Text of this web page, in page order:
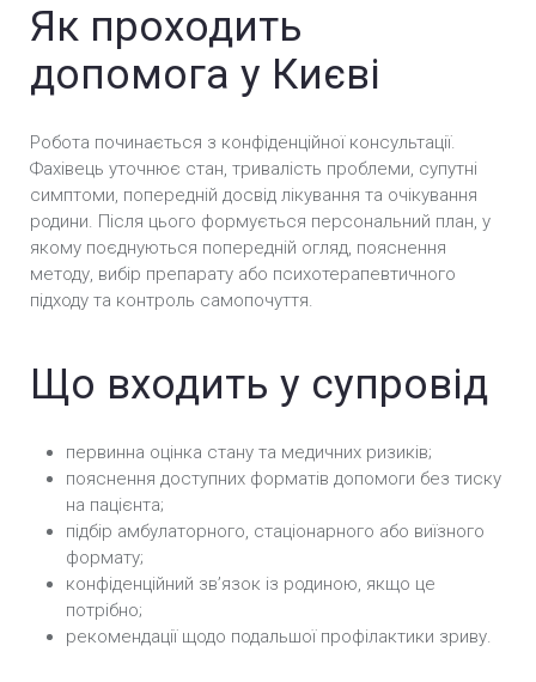
Кодування препаратом Вівітрол у Києві
Кодування Налтрексон у Києві
Як проходить
допомога у Києві
Робота починається з конфіденційної консультації.
Фахівець уточнює стан, тривалість проблеми, супутні
симптоми, попередній досвід лікування та очікування
родини. Після цього формується персональний план, у
якому поєднуються попередній огляд, пояснення
методу, вибір препарату або психотерапевтичного
підходу та контроль самопочуття.
Що входить у супровід
первинна оцінка стану та медичних ризиків;
пояснення доступних форматів допомоги без тиску
на пацієнта;
підбір амбулаторного, стаціонарного або виїзного
формату;
конфіденційний звʼязок із родиною, якщо це
потрібно;
рекомендації щодо подальшої профілактики зриву.